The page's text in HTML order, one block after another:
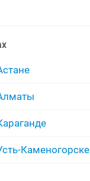
40 размер
35 размер
mac ломбарды
Каменогорске